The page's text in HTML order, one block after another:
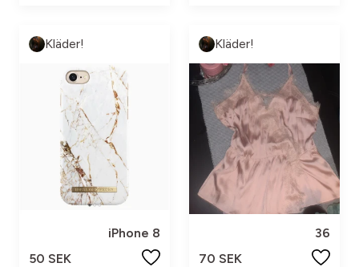
Kläder!
iPhone 8
50 SEK
Kläder!
36
70 SEK